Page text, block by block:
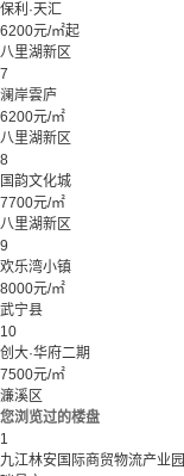
保利·天汇
6200元/㎡起
八里湖新区
7
澜岸雲庐
6200元/㎡
八里湖新区
8
国韵文化城
7700元/㎡
八里湖新区
9
欢乐湾小镇
8000元/㎡
武宁县
10
创大·华府二期
7500元/㎡
濂溪区
您浏览过的楼盘
1
九江林安国际商贸物流产业园